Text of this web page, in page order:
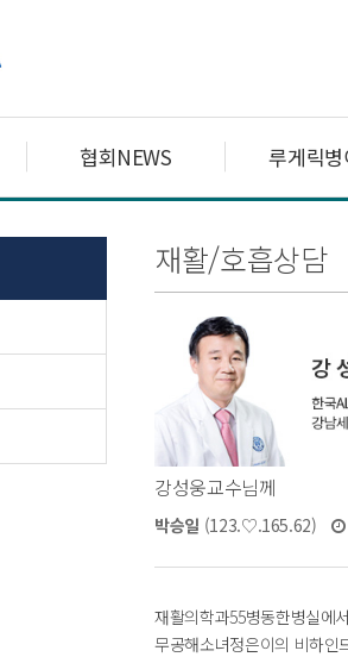
협회NEWS 루게릭
재활/호흡상담
강성웅교수님께
박승일 (123.♡.165.62)
재활의학과55병동한병실에
무공해소녀정은이의 비하인